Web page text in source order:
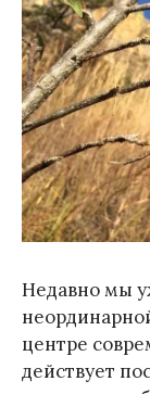
Недавно мы
центре
действует